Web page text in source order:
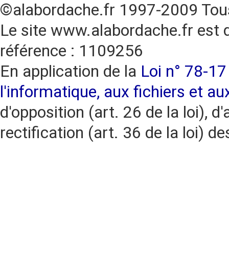
©alabordache.fr 1997-2009
Le site www.alabordache.fr est
référence : 1109256
En application de la Loi n° 78-
l'informatique, aux fichiers et
d'opposition (art. 26 de la loi),
rectification (art. 36 de la loi)